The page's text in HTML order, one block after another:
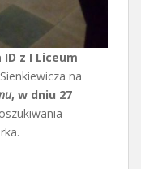
ID z I Liceum
na
, w dniu 27